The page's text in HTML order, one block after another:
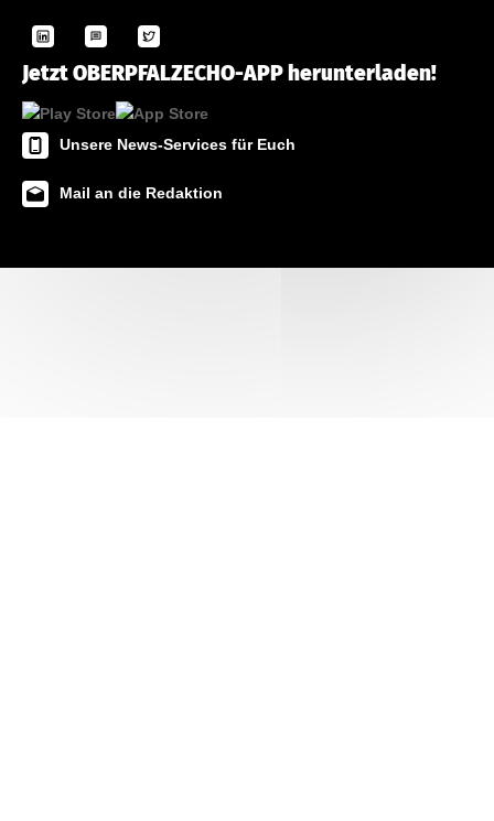
Jetzt OBERPFALZECHO-APP herunterladen!
Unsere News-Services für Euch
Mail an die Redaktion